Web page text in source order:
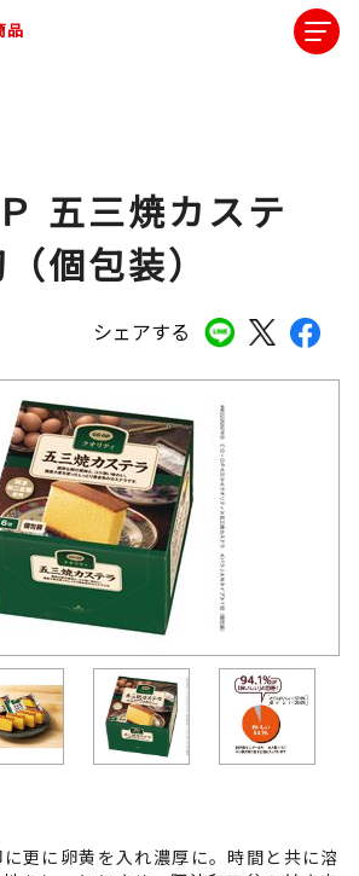
品
シェアする
五三焼カステ
個包装）
更に卵黄を入れ濃厚に。時間と共に溶